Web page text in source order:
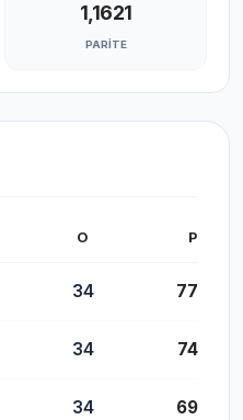
1,1621
PARITE
O P
34 77
34 74
34 69